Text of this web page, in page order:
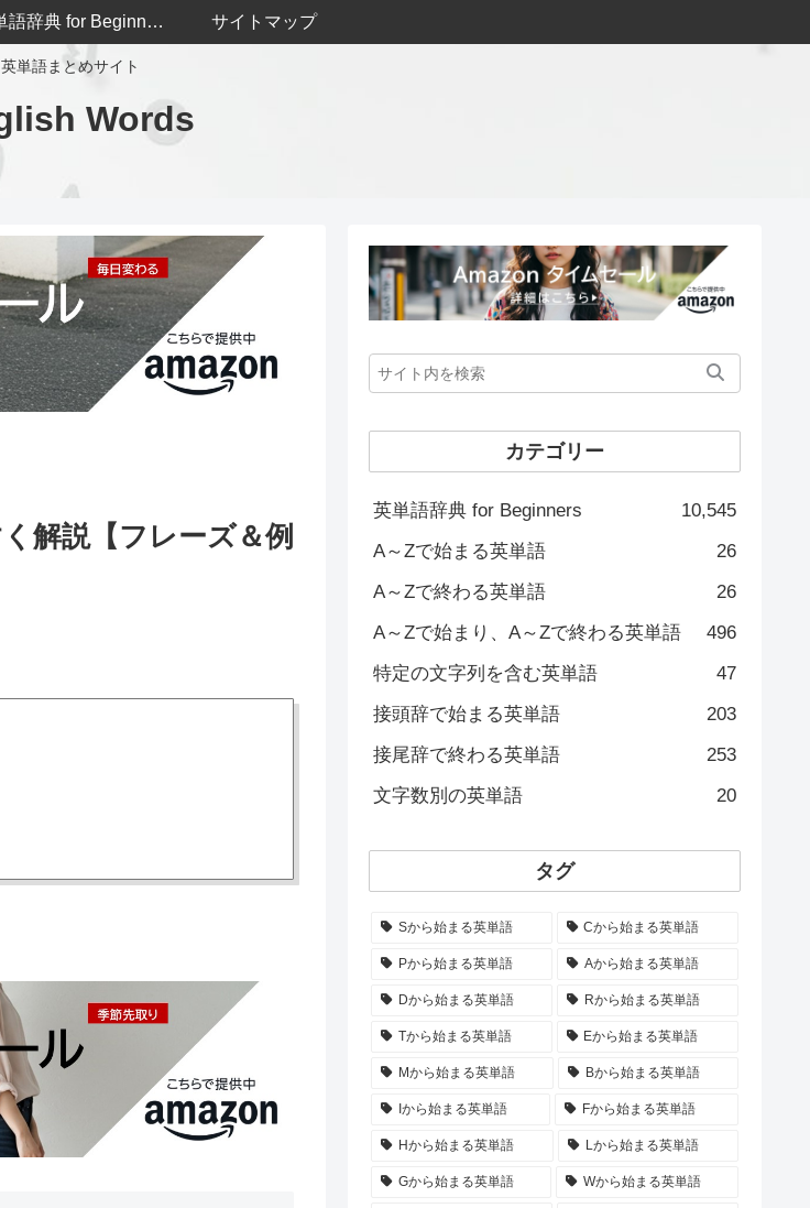
英単語まとめサイト
Words
英単語辞典 for Beginners サイトマップ
解説【フレーズ＆例
カテゴリー
英単語辞典 for Beginners
10,545
A～Zで始まる英単語
26
A～Zで終わる英単語
26
A～Zで始まり、A～Zで終わる英単語
496
特定の文字列を含む英単語
47
接頭辞で始まる英単語
203
接尾辞で終わる英単語
253
文字数別の英単語
20
タグ
Sから始まる英単語 Cから始まる英単語
Pから始まる英単語 Aから始まる英単語
Dから始まる英単語 Rから始まる英単語
Tから始まる英単語 Eから始まる英単語
Mから始まる英単語 Bから始まる英単語
Iから始まる英単語 Fから始まる英単語
Hから始まる英単語 Lから始まる英単語
Gから始まる英単語 Wから始まる英単語